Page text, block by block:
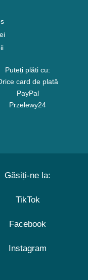
Puteți plăti cu:
card de plată
PayPal
Przelewy24
Găsiți-ne la:
TikTok
Facebook
Instagram